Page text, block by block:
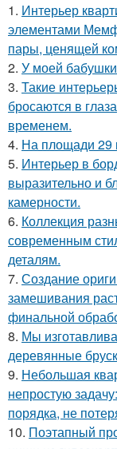
1. Интерьер
элементами
пары, ценящей
2. У моей
3. Такие
бросаются в
временем.
4. На площади 29
5. Интерьер в
выразительно и
камерности.
6. Коллекция
современным
деталям.
7. Создание
замешивания
финальной
8. Мы
деревянные
9. Небольшая
непростую
порядка, не
10. Поэтапный